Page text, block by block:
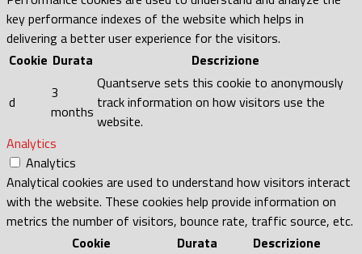
key performance indexes of the website which helps in
delivering a better user experience for the visitors.
Cookie Durata Descrizione
d
3
months
Quantserve sets this cookie to anonymously
track information on how visitors use the
website.
Analytics
Analytics
Analytical cookies are used to understand how visitors interact
with the website. These cookies help provide information on
metrics the number of visitors, bounce rate, traffic source, etc.
Cookie
Durata Descrizione